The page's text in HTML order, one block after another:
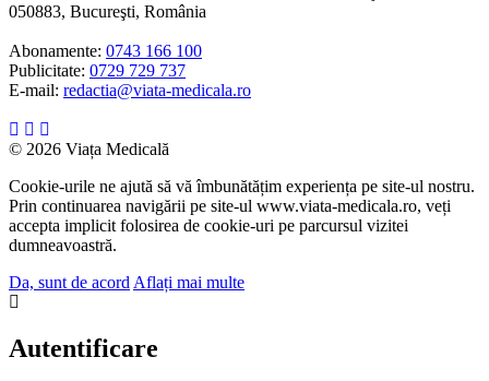
050883, Bucureşti, România
Abonamente: 0743 166 100
Publicitate: 0729 729 737
E-mail: redactia@viata-medicala.ro
© 2026 Viața Medicală
Cookie-urile ne ajută să vă îmbunătățim experiența pe site-ul nostru.
Prin continuarea navigării pe site-ul www.viata-medicala.ro, veți
accepta implicit folosirea de cookie-uri pe parcursul vizitei
dumneavoastră.
Da, sunt de acord Aflați mai multe
Autentificare